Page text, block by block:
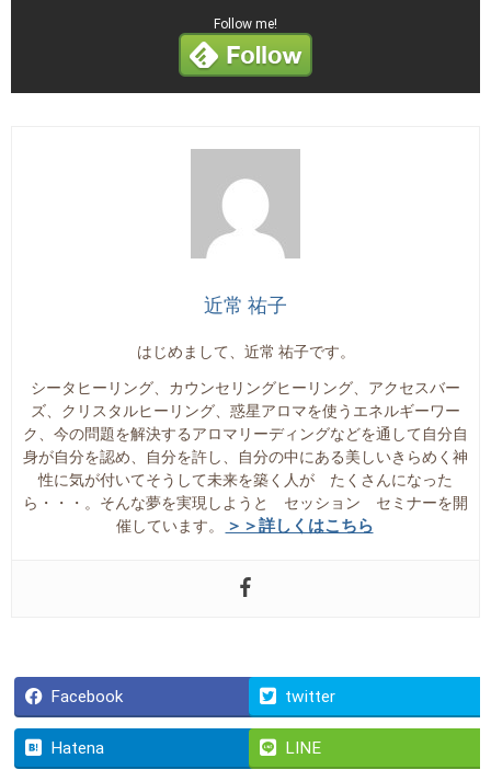
Follow me!
近常 祐子
はじめまして、近常 祐子です。
シータヒーリング、カウンセリングヒーリング、アクセスバー
ズ、クリスタルヒーリング、惑星アロマを使うエネルギーワー
ク、今の問題を解決するアロマリーディングなどを通して自分自
身が自分を認め、自分を許し、自分の中にある美しいきらめく神
性に気が付いてそうして未来を築く人が たくさんになった
ら・・・。そんな夢を実現しようと セッション セミナーを開
催しています。
＞＞詳しくはこちら
Facebook twitter
Hatena LINE